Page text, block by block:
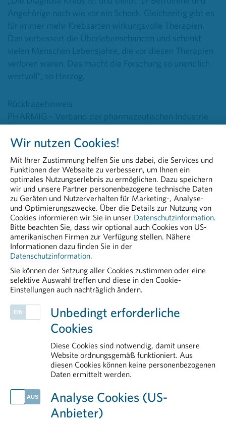
Angehörige nach wie vor ein Schock. Gleichzeitig gibt es
für immer mehr Krebsarten wirkungsvolle Therapien.
Das verbessert die Überlebenschancen und schenkt
vielen Menschen Lebensjahre, die vor diesen Therapien
verloren waren. Das macht die Forschung so unendlich
wertvoll“, so Herzog.
Rückfragehinweis
PHARMIG – Verband der pharmazeutischen Industrie
Head of Communication & PR
+43 664 8860 5264
peter.richter@pharmig.at
20260202 Moderne Krebsmedizin Verbessert
Krankheitsprognosen Von Betroffenen
PDF - 39,72 KB
European & International Affairs
PHARMIG-Verhaltenscodex
Arzneimittelzulassung
Public Affairs und Market Access
Arbeitsbereiche
Globaler Schlag gegen kriminelle Netzwerke im Arzneimittelhandel
Wir nutzen Cookies!
Mit Ihrer Zustimmung helfen Sie uns dabei, die Services und
Funktionen der Webseite zu verbessern, um Ihnen ein
optimales Nutzungserlebnis zu ermöglichen. Dazu speichern
wir und unsere Partner personenbezogene technische Daten
zu Geräten und Nutzerverhalten für Marketing-, Analyse-
und Optimierungszwecke. Über die Details zur Nutzung von
Cookies informieren wir Sie in unser Datenschutzinformation.
Bitte beachten Sie, dass wir optional auch Cookies von US-
amerikanischen Firmen zur Verfügung stellen. Nähere
Informationen dazu finden Sie in der
Datenschutzinformation.
Sie können der Setzung aller Cookies zustimmen oder eine
selektive Auswahl treffen und diese in den Cookie-
Einstellungen auch nachträglich ändern.
Unbedingt erforderliche
Cookies
Diese Cookies sind notwendig, damit unsere
Website ordnungsgemäß funktioniert. Aus
diesen Cookies können keine personenbezogenen
Daten ermittelt werden.
Analyse Cookies (US-
Anbieter)